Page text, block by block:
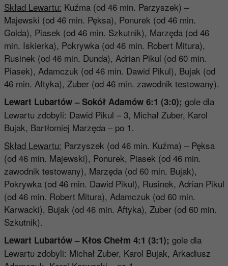
Skład Lewartu: Kuźma (od 46 min. Parzyszek) –
Majewski (od 46 min. Pęksa), Ponurek (od 46 min.
Golda), Piasek (od 46 min. Szkutnik), Marzęda (od 46
min. Iskierka), Pokrywka (od 46 min. Robert Mitura),
Rusinek (od 46 min. Dunda), Adrian Pikul (od 60 min.
Piasek), Adamczuk (od 46 min. Dawid Pikul), Bujak (od
46 min. Aftyka), Zuber (od 46 min. zawodnik testowany).
Lewart Lubartów – Sokół Adamów 6:1 (3:0); gole dla
Lewartu zdobyli: Dawid Pikul – 3, Michał Zuber, Karol
Bujak, Bartłomiej Marzęda – po 1.
Skład Lewartu: Parzyszek (od 46 min. Kuźma) – Pęksa
(od 46 min. Majewski), Ponurek, Piasek (od 46 min.
zawodnik testowany), Marzęda (od 60 min. Bujak),
Pokrywka (od 46 min. Dawid Pikul), Rusinek, Adrian Pikul
(od 46 min. Robert Mitura), Adamczuk (od 60 min.
Karwacki), Bujak (od 46 min. Aftyka), Zuber (od 60 min.
Szkutnik).
Lewart Lubartów – Kłos Chełm 4:1 (3:1); gole dla
Lewartu zdobyli: Michał Zuber, Karol Bujak, Arkadiusz